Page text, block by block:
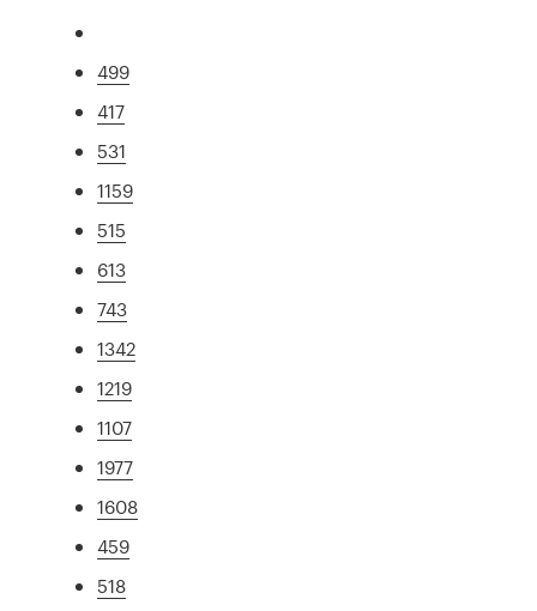
499
417
531
1159
515
613
743
1342
1219
1107
1977
1608
459
518